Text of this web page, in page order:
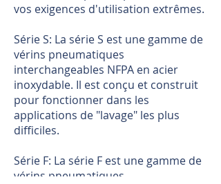
vos exigences d'utilisation extrêmes.
Série S: La série S est une gamme de
vérins pneumatiques
interchangeables NFPA en acier
inoxydable. Il est conçu et construit
pour fonctionner dans les
applications de "lavage" les plus
difficiles.
Série F: La série F est une gamme de
vérins pneumatiques